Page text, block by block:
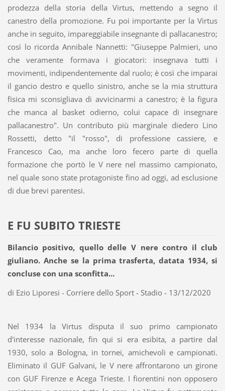
prodezza della storia della Virtus, mettendo a segno il
canestro della promozione. Fu poi importante per la Virtus
anche in seguito, impareggiabile insegnante di pallacanestro;
così lo ricorda Annibale Nannetti: "Giuseppe Palmieri, uno
che veramente formava i giocatori: insegnava tutti i
movimenti, indipendentemente dal ruolo; è così che imparai
il gancio destro e quello sinistro, anche se la mia struttura
fisica mi sconsigliava di avvicinarmi a canestro; è la figura
che manca al basket odierno, colui capace di insegnare
pallacanestro". Un contributo più marginale diedero Lino
Rossetti, detto "il "rosso", di professione cassiere, e
Francesco Cao, ma anche loro fecero parte di quella
formazione che portò le V nere nel massimo campionato,
nel quale sono state protagoniste fino ad oggi, ad esclusione
di due brevi parentesi.
E FU SUBITO TRIESTE
Bilancio positivo, quello delle V nere contro il club
giuliano. Anche se la prima trasferta, datata 1934, si
concluse con una sconfitta...
di Ezio Liporesi - Corriere dello Sport - Stadio - 13/12/2020
Nel 1934 la Virtus disputa il suo primo campionato
d'interesse nazionale, fin qui si era esibita, a partire dal
1930, solo a Bologna, in tornei, amichevoli e campionati.
Eliminato il GUF Galvani, le V nere affrontarono un girone
con GUF Firenze e Acega Trieste. I fiorentini non opposero